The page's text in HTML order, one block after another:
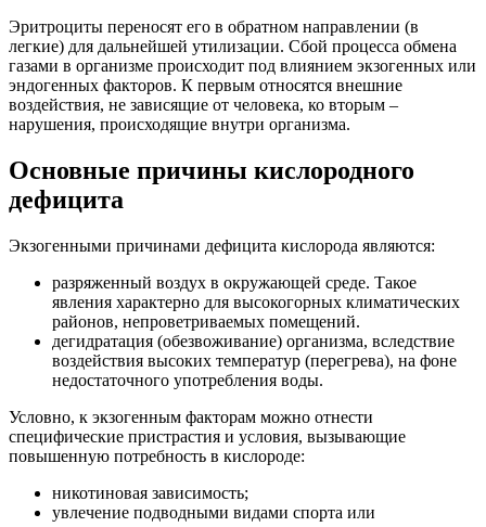
Эритроциты переносят его в обратном направлении (в
легкие) для дальнейшей утилизации. Сбой процесса обмена
газами в организме происходит под влиянием экзогенных или
эндогенных факторов. К первым относятся внешние
воздействия, не зависящие от человека, ко вторым –
нарушения, происходящие внутри организма.
Основные причины кислородного
дефицита
Экзогенными причинами дефицита кислорода являются:
разряженный воздух в окружающей среде. Такое
явления характерно для высокогорных климатических
районов, непроветриваемых помещений.
дегидратация (обезвоживание) организма, вследствие
воздействия высоких температур (перегрева), на фоне
недостаточного употребления воды.
Условно, к экзогенным факторам можно отнести
специфические пристрастия и условия, вызывающие
повышенную потребность в кислороде:
никотиновая зависимость;
увлечение подводными видами спорта или